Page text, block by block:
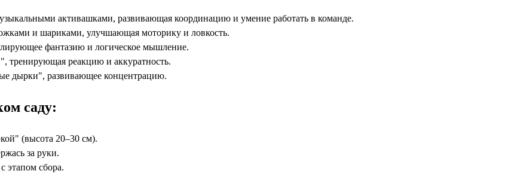
активашками, развивающая координацию и умение работать в команде.
и шариками, улучшающая моторику и ловкость.
фантазию и логическое мышление.
тренирующая реакцию и аккуратность.
дырки", развивающее концентрацию.
саду:
(высота 20–30 см).
за руки.
этапом сбора.